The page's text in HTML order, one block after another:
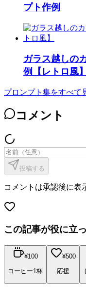
プト作例
ガラス越しの
例【レトロ風】
プロンプト集をすべて
コメント
投稿する
コメントは承認後に表
この記事が役に立
¥100
コーヒー1杯
¥500
応援